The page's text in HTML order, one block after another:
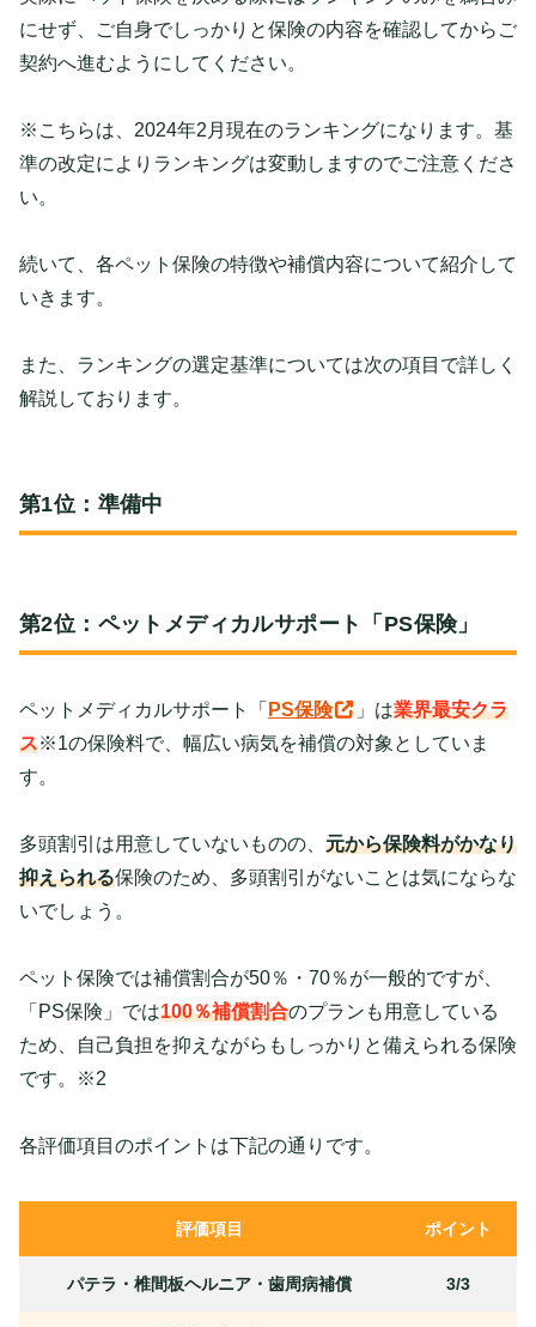
にせず、ご自身でしっかりと保険の内容を確認してからご
契約へ進むようにしてください。
※こちらは、2024年2月現在のランキングになります。基
準の改定によりランキングは変動しますのでご注意くださ
い。
続いて、各ペット保険の特徴や補償内容について紹介して
いきます。
また、ランキングの選定基準については次の項目で詳しく
解説しております。
第1位：準備中
第2位：ペットメディカルサポート「PS保険」
ペットメディカルサポート「 PS保険 」は業界最安クラ
ス※1の保険料で、幅広い病気を補償の対象としていま
す。
多頭割引は用意していないものの、 元から保険料がかなり
抑えられる保険のため、多頭割引がないことは気にならな
いでしょう。
ペット保険では補償割合が50％・70％が一般的ですが、
「PS保険」では100％補償割合のプランも用意している
ため、自己負担を抑えながらもしっかりと備えられる保険
です。※2
各評価項目のポイントは下記の通りです。
評価項目 ポイント
パテラ・椎間板ヘルニア・歯周病補償 3/3